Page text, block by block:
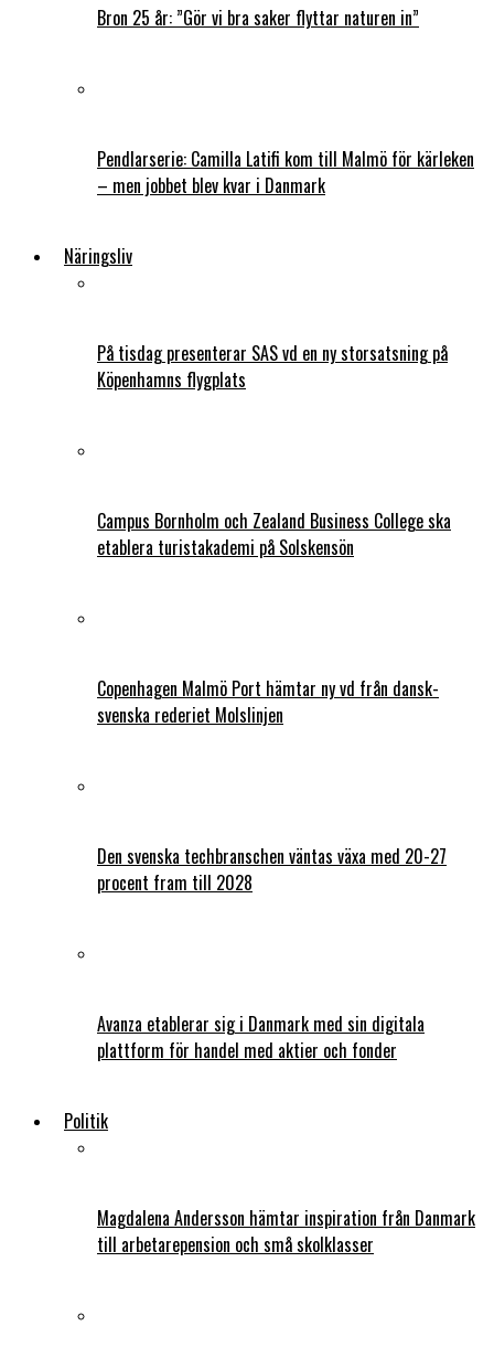
Bron 25 år: ”Gör vi bra saker flyttar naturen in”
Pendlarserie: Camilla Latifi kom till Malmö för kärleken
– men jobbet blev kvar i Danmark
Näringsliv
På tisdag presenterar SAS vd en ny storsatsning på
Köpenhamns flygplats
Campus Bornholm och Zealand Business College ska
etablera turistakademi på Solskensön
Copenhagen Malmö Port hämtar ny vd från dansk-
svenska rederiet Molslinjen
Den svenska techbranschen väntas växa med 20-27
procent fram till 2028
Avanza etablerar sig i Danmark med sin digitala
plattform för handel med aktier och fonder
Politik
Magdalena Andersson hämtar inspiration från Danmark
till arbetarepension och små skolklasser